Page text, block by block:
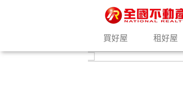
買好屋 租好屋